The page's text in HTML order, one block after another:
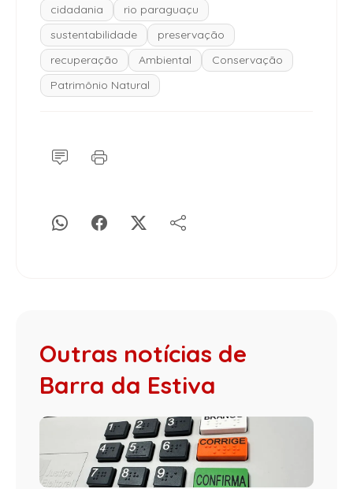
cidadania
rio paraguaçu
sustentabilidade
preservação
recuperação
Ambiental
Conservação
Patrimônio Natural
Outras notícias de
Barra da Estiva